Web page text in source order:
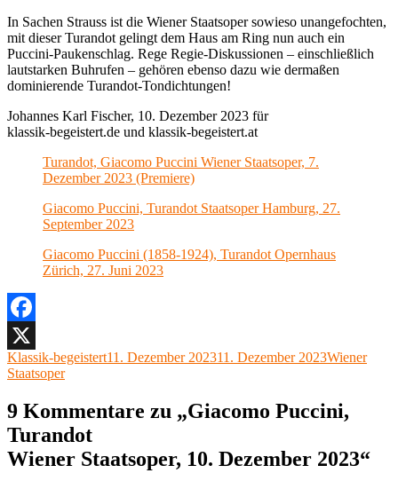
In Sachen Strauss ist die Wiener Staatsoper sowieso unangefochten,
mit dieser Turandot gelingt dem Haus am Ring nun auch ein
Puccini-Paukenschlag. Rege Regie-Diskussionen – einschließlich
lautstarken Buhrufen – gehören ebenso dazu wie dermaßen
dominierende Turandot-Tondichtungen!
Johannes Karl Fischer, 10. Dezember 2023 für
klassik-begeistert.de und klassik-begeistert.at
Turandot, Giacomo Puccini Wiener Staatsoper, 7.
Dezember 2023 (Premiere)
Giacomo Puccini, Turandot Staatsoper Hamburg, 27.
September 2023
Giacomo Puccini (1858-1924), Turandot Opernhaus
Zürich, 27. Juni 2023
Facebook
X
Autor
Klassik-begeistertVeröffentlicht
11. Dezember 202311. Dezember 2023Kategorien
Wiener
Staatsoper
9 Kommentare zu „Giacomo Puccini,
Turandot
Wiener Staatsoper, 10. Dezember 2023“